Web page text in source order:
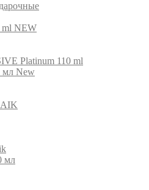
NEW
Platinum 110 ml
мл New
мл